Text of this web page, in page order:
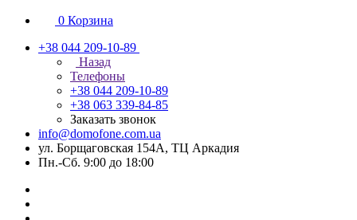
0 Корзина
+38 044 209-10-89
Назад
Телефоны
+38 044 209-10-89
+38 063 339-84-85
Заказать звонок
info@domofone.com.ua
ул. Борщаговская 154А, ТЦ Аркадия
Пн.-Сб. 9:00 до 18:00